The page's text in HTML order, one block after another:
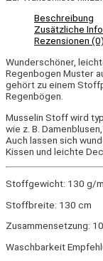
Beschreibung
Zusätzliche
Rezensionen (0)
Wunderschöner,
Regenbogen Muster
gehört zu einem
Regenbögen
Musselin Stoff wird
wie z. B.
Auch lassen sich
Kissen und leichte
Stoffgewicht: 130 g/
Stoffbreite: 130 cm
Zusammensetzung:
Waschbarkeit